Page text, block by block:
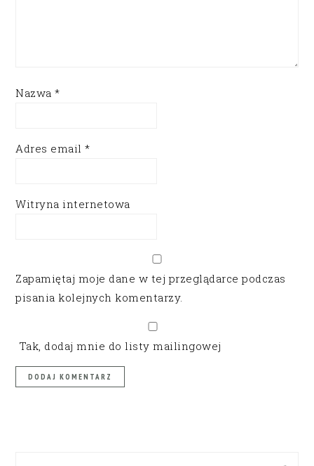
Nazwa*
Adres email*
Witryna internetowa
Zapamiętaj moje dane w tej przeglądarce podczas
pisania kolejnych komentarzy.
Tak, dodaj mnie do listy mailingowej